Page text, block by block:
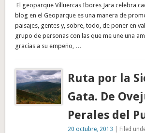
El geoparque Villuercas Ibores Jara celebra
blog en el Geoparque es una manera de
paisajes, gentes y, sobre, todo, de poner en
grupo de personas con las que me une una
gracias a su empeño, …
Ruta por la
Gata. De
Perales del
20 octubre, 2013 | Filed